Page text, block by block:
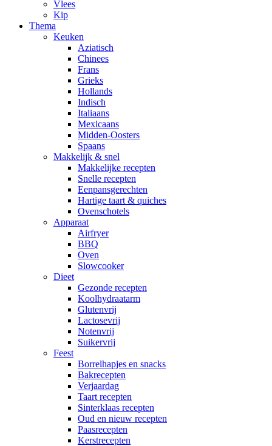
Vlees
Kip
Thema
Keuken
Aziatisch
Chinees
Frans
Grieks
Hollands
Indisch
Italiaans
Mexicaans
Midden-Oosters
Spaans
Makkelijk & snel
Makkelijke recepten
Snelle recepten
Eenpansgerechten
Hartige taart & quiches
Ovenschotels
Apparaat
Airfryer
BBQ
Oven
Slowcooker
Dieet
Gezonde recepten
Koolhydraatarm
Glutenvrij
Lactosevrij
Notenvrij
Suikervrij
Feest
Borrelhapjes en snacks
Bakrecepten
Verjaardag
Taart recepten
Sinterklaas recepten
Oud en nieuw recepten
Paasrecepten
Kerstrecepten